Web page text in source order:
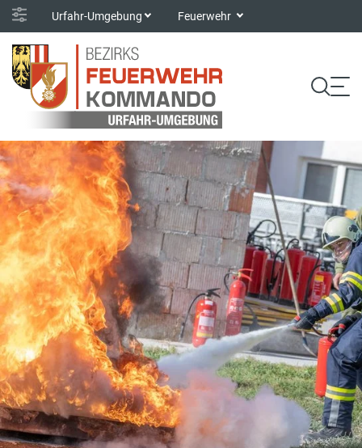
Urfahr-Umgebung Feuerwehr